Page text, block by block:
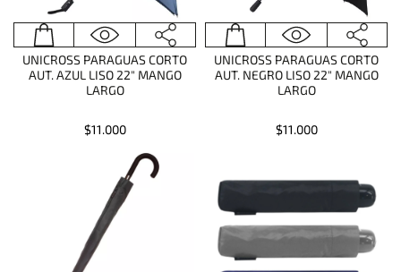
UNICROSS PARAGUAS CORTO
AUT. AZUL LISO 22" MANGO
LARGO
$11.000
UNICROSS PARAGUAS CORTO
AUT. NEGRO LISO 22" MANGO
LARGO
$11.000